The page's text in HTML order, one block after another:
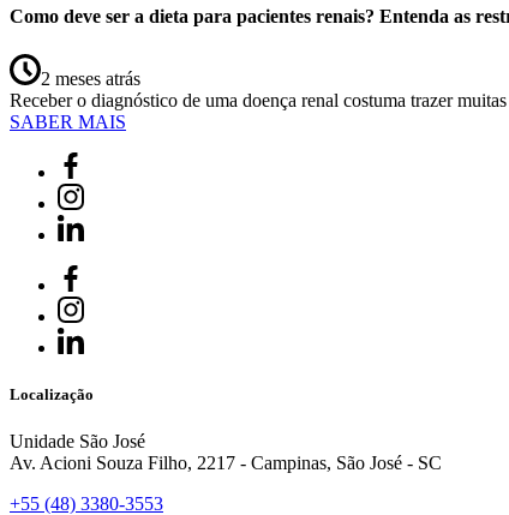
Como deve ser a dieta para pacientes renais? Entenda as
2 meses atrás
Receber o diagnóstico de uma doença renal costuma trazer
SABER MAIS
Localização
Unidade São José
Av. Acioni Souza Filho, 2217 - Campinas, São José - SC
+55 (48) 3380-3553